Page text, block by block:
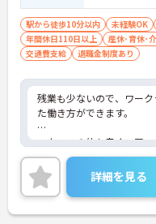
駅から徒歩10分以内 未経験OK
年間休日110日以上
産休･育休･
交通費支給
退職金制度あり
残業も少ないので、ワー
た働き方ができます。
スタッフの仲も良く、ア
です。
ご興味ある方には、面接
お話しいたしますのでお
詳細を見る